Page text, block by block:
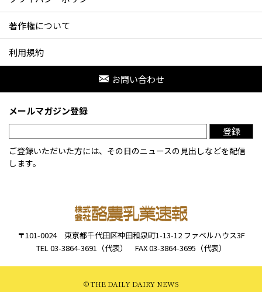
著作権について
利用規約
お問い合わせ
〒101-0024 東京都千代田区神田和泉町1-13-12 ファベルハウス3F
TEL 03-3864-3691（代表）
FAX 03-3864-3695（代表）
メールマガジン登録
登録
ご登録いただいた方には、その日のニュースの見出しなどを配信
します。
© THE DAILY DAIRY NEWS